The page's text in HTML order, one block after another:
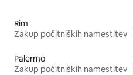
Rim
Zakup počitniških namestitev
Palermo
Zakup počitniških namestitev